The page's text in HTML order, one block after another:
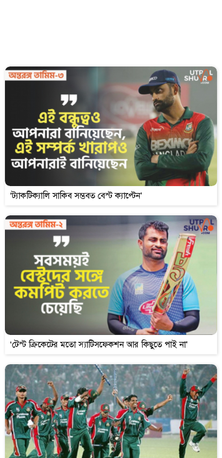
‘ট্যাকটিক্যালি সাকিব সম্ভবত বেস্ট ক্যাপ্টেন’
‘টেস্ট ক্রিকেটের মতো স্যাটিসফেকশন আর কিছুতে পাই না’